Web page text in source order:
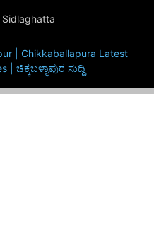
Sidlaghatta
| Chikkaballapura Latest
ಚಿಕ್ಕಬಳ್ಳಾಪುರ ಸುದ್ದಿ